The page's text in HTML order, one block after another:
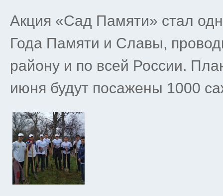
Акция «Сад Памяти» стал
Года Памяти и Славы,
району и по всей России.
июня будут посажены 1000